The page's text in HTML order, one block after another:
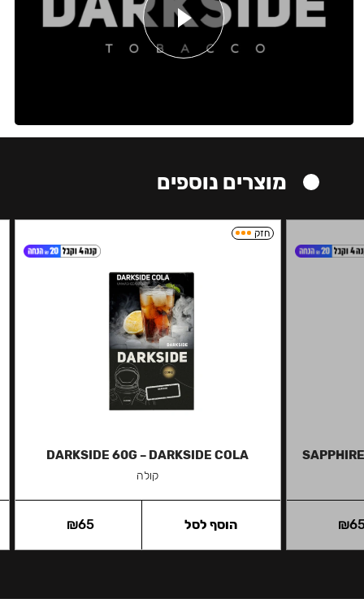
מוצרים נוספים
₪
חזק
DARKSIDE 60G – DARKSIDE COLA
קולה
₪65 הוסף לסל